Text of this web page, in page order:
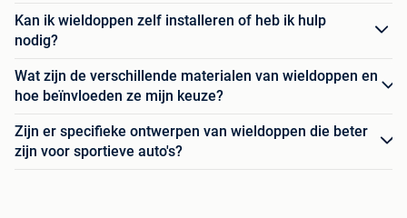
Kan ik wieldoppen zelf installeren of heb ik hulp
nodig?
Wat zijn de verschillende materialen van wieldoppen en
hoe beïnvloeden ze mijn keuze?
Zijn er specifieke ontwerpen van wieldoppen die beter
zijn voor sportieve auto's?